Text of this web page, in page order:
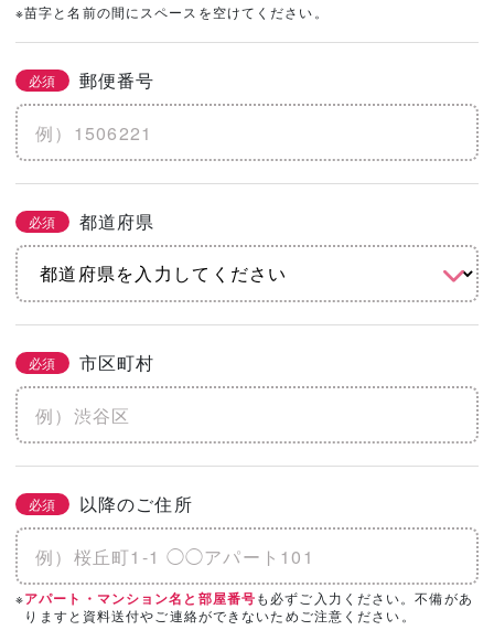
※苗字と名前の間にスペースを空けてください。
必須 郵便番号
必須 都道府県
必須 市区町村
必須 以降のご住所
※アパート・マンション名と部屋番号も必ずご入力ください。不備があ
りますと資料送付やご連絡ができないためご注意ください。